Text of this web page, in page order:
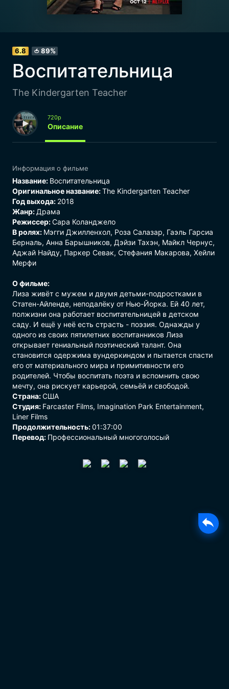
🍅 89%
6.8
Воспитательница
The Kindergarten Teacher
720p
Описание
Информация о фильме
Название: Воспитательница
Оригинальное название:The Kindergarten Teacher
Год выхода: 2018
Жанр: Драма
Режиссер:Сара Коланджело
В ролях: Мэгги Джилленхол, Роза Салазар, Гаэль Гарсиа
Берналь, Анна Барышников, Дэйзи Тахэн, Майкл Чернус,
Аджай Найду, Паркер Севак, Стефания Макарова, Хейли
Мерфи
О фильме:
Лиза живёт с мужем и двумя детьми-подростками в
Статен-Айленде, неподалёку от Нью-Йорка. Ей 40 лет,
полжизни она работает воспитательницей в детском
саду. И ещё у неё есть страсть - поэзия. Однажды у
одного из своих пятилетних воспитанников Лиза
открывает гениальный поэтический талант. Она
становится одержима вундеркиндом и пытается спасти
его от материального мира и примитивности его
родителей. Чтобы воспитать поэта и вспомнить свою
мечту, она рискует карьерой, семьёй и свободой.
Страна:США
Студия: Farcaster Films, Imagination Park Entertainment,
Liner Films
Продолжительность:01:37:00
Перевод: Профессиональный многоголосый